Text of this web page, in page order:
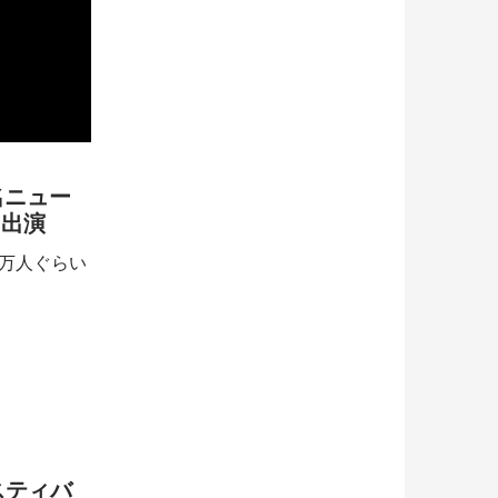
ュー
演
人ぐらい
ィバ